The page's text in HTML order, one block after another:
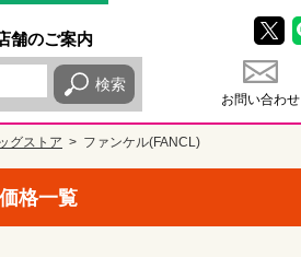
舗のご案内
検索
お問い合わせ
グストア ファンケル(FANCL)
格一覧